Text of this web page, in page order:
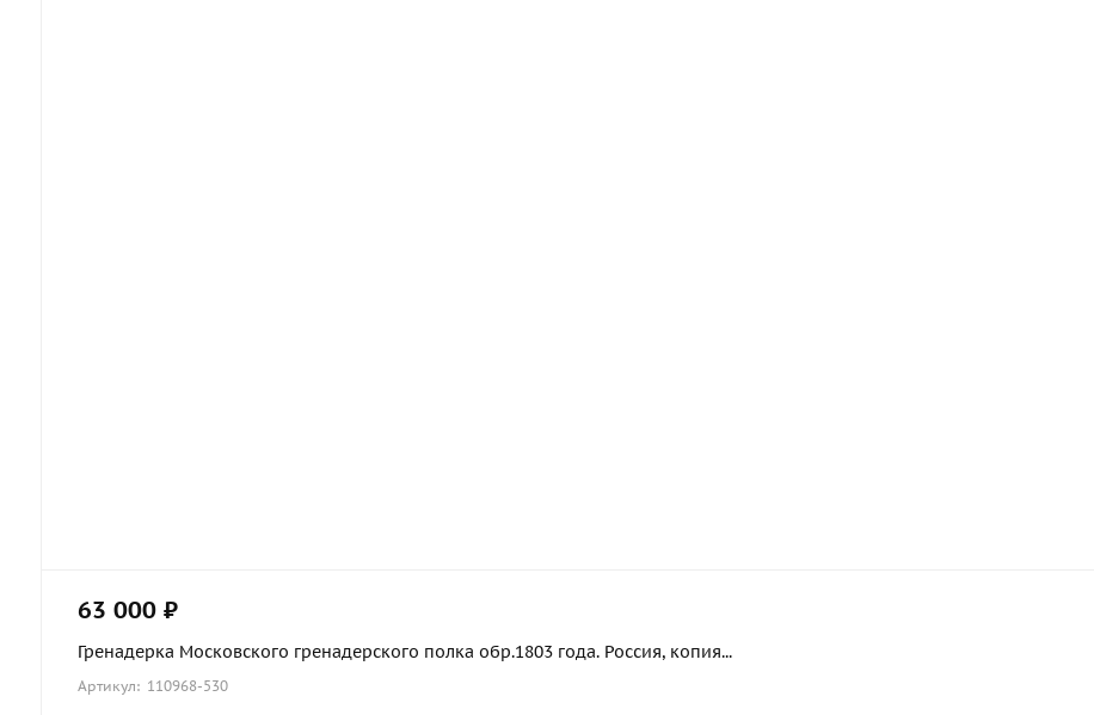
63 000 ₽
Гренадерка Московского гренадерского полка обр.1803 года. Россия, копия...
Артикул: 110968-530